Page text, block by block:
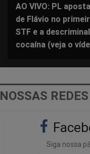
AO VIVO: PL
de Flávio no
STF e a
cocaína (veja o
NOSSAS
Siga nossa